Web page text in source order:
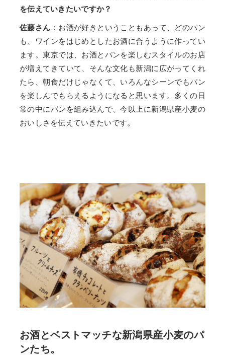
を伝えていきたいですか？
佐藤さん ：お酒が好きということもあって、どのパン
も、ワインをはじめとしたお酒に合うように作ってい
ます。東京では、お酒とパンを楽しむスタイルのお店
が増えてきていて、そんな文化も新潟に広がってくれ
たら、朝食だけじゃなくて、いろんなシーンでもパン
を楽しんでもらえるようになると思います。多くの日
常の中にパンを組み込んで、今以上に新潟県産小麦の
おいしさを伝えていきたいです。
お酒とベストマッチな新潟県産小麦のパ
ンたち。